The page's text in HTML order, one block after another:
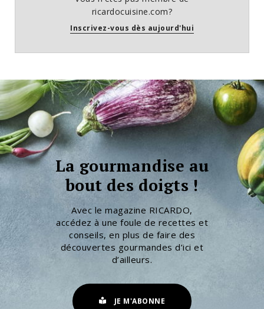
ricardocuisine.com?
Inscrivez-vous dès aujourd'hui
La gourmandise au
bout des doigts !
Avec le magazine RICARDO,
accédez à une foule de recettes et
conseils, en plus de faire des
découvertes gourmandes d’ici et
d’ailleurs.
JE M'ABONNE